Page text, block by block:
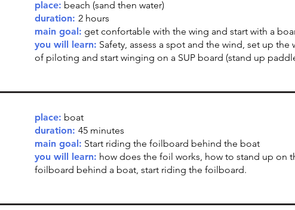
place: beach (sand then water)
duration: 2 hours
main goal: get confortable with the wing and start with a
you will learn: Safety, assess a spot and the wind, set up the
of piloting and start winging on a SUP board (stand up
place: boat
duration: 45 minutes
main goal: Start riding the foilboard behind the boat
you will learn: how does the foil works, how to stand up on
foilboard behind a boat, start riding the foilboard.